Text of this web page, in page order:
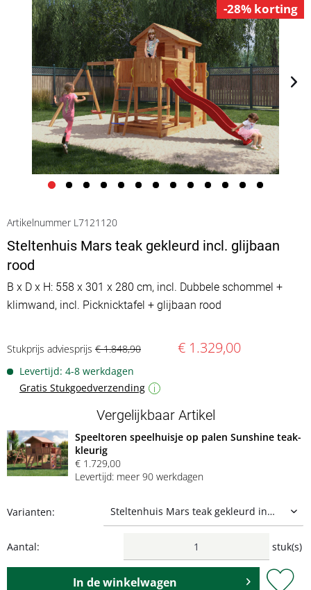
-28% korting
Artikelnummer L7121120
Steltenhuis Mars teak gekleurd incl. glijbaan
rood
B x D x H: 558 x 301 x 280 cm, incl. Dubbele schommel +
klimwand, incl. Picknicktafel + glijbaan rood
Stukprijs adviesprijs € 1.848,90 € 1.329,00
Levertijd: 4-8 werkdagen
Gratis Stukgoedverzending
i
Vergelijkbaar Artikel
Speeltoren speelhuisje op palen Sunshine teak-
kleurig
€ 1.729,00
Levertijd: meer 90 werkdagen
Varianten:
Aantal: stuk(s)
In dewinkelwagen